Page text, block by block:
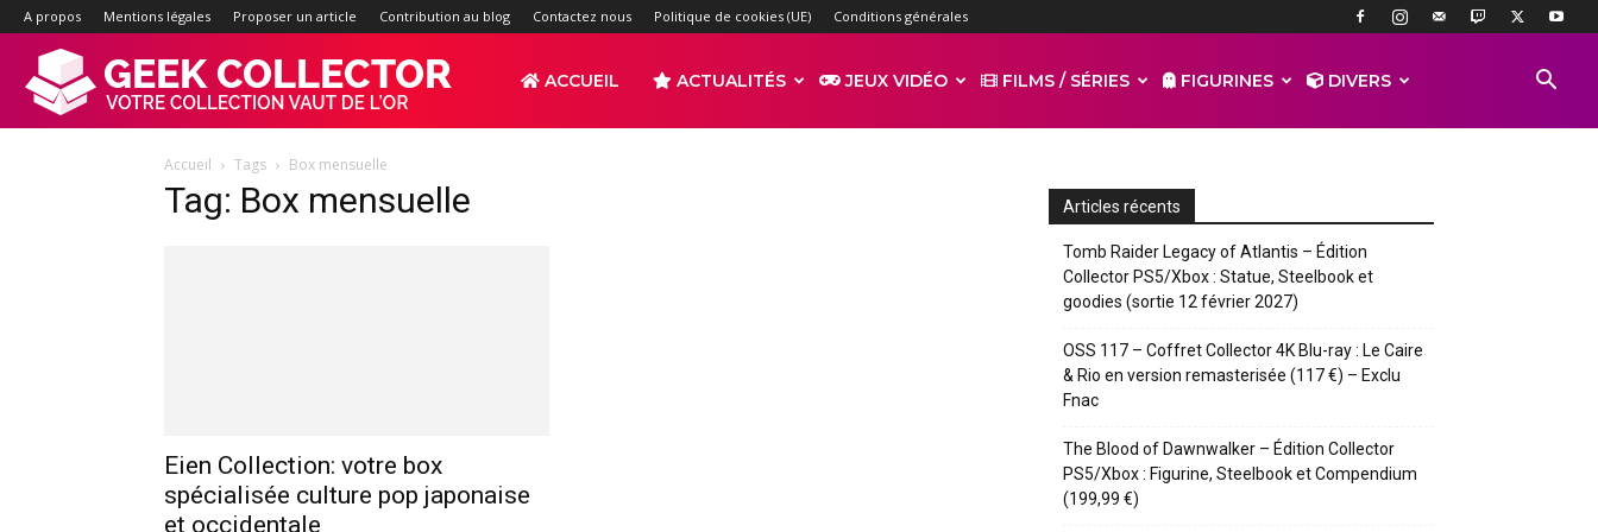
A propos Mentions légales Proposer un article Contribution au blog Contactez nous Politique de cookies (UE) Conditions générales
ACCUEIL ACTUALITÉS JEUX VIDÉO FILMS / SÉRIES FIGURINES DIVERS
Accueil Tags Box mensuelle
Tag: Box mensuelle
Eien Collection: votre box
spécialisée culture pop japonaise
et occidentale
Articles récents
Tomb Raider Legacy of Atlantis – Édition
Collector PS5/Xbox : Statue, Steelbook et
goodies (sortie 12 février 2027)
OSS 117 – Coffret Collector 4K Blu-ray : Le Caire
& Rio en version remasterisée (117 €) – Exclu
Fnac
The Blood of Dawnwalker – Édition Collector
PS5/Xbox : Figurine, Steelbook et Compendium
(199,99 €)